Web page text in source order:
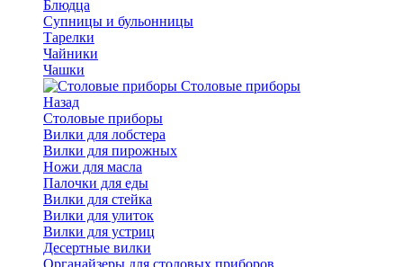
Блюдца
Супницы и бульонницы
Тарелки
Чайники
Чашки
Cтоловые приборы
Назад
Cтоловые приборы
Вилки для лобстера
Вилки для пирожных
Ножи для масла
Палочки для еды
Вилки для стейка
Вилки для улиток
Вилки для устриц
Десертные вилки
Органайзеры для столовых приборов